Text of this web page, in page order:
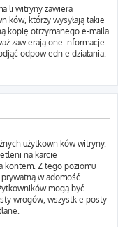
witryny zawiera
którzy wysyłają takie
kopię otrzymanego e-maila
zawierają one informacje
odpowiednie działania.
użytkowników witryny.
na karcie
kontem. Z tego poziomu
prywatną wiadomość.
mogą być
wrogów, wszystkie posty